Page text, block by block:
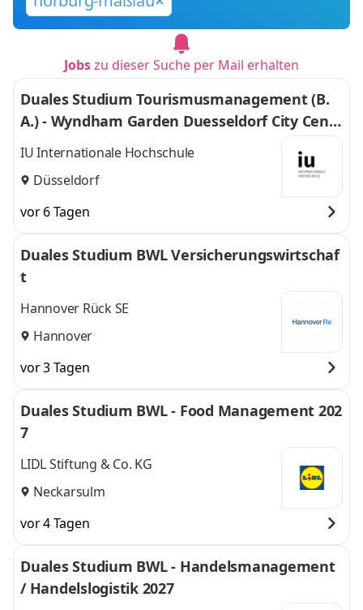
Jobszu dieser Suche per Mail erhalten
Duales Studium Tourismusmanagement (B.
A.) - Wyndham Garden Duesseldorf City Centr
e Koenigsallee Hotel
IU Internationale Hochschule
Düsseldorf
vor 6 Tagen
Duales Studium BWL Versicherungswirtschaf
t
Hannover Rück SE
Hannover
vor 3 Tagen
Duales Studium BWL - Food Management 202
7
LIDL Stiftung & Co. KG
Neckarsulm
vor 4 Tagen
Duales Studium BWL - Handelsmanagement
/ Handelslogistik 2027